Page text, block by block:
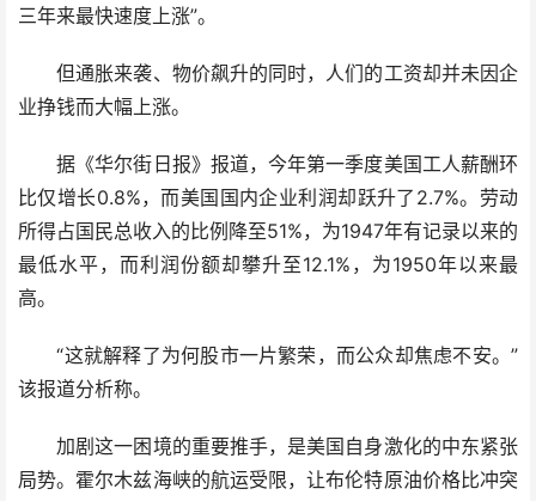
三年来最快速度上涨”。
但通胀来袭、物价飙升的同时，人们的工资却并未因企
业挣钱而大幅上涨。
据《华尔街日报》报道，今年第一季度美国工人薪酬环
比仅增长0.8%，而美国国内企业利润却跃升了2.7%。劳动
所得占国民总收入的比例降至51%，为1947年有记录以来的
最低水平，而利润份额却攀升至12.1%，为1950年以来最
高。
“这就解释了为何股市一片繁荣，而公众却焦虑不安。”
该报道分析称。
加剧这一困境的重要推手，是美国自身激化的中东紧张
局势。霍尔木兹海峡的航运受限，让布伦特原油价格比冲突